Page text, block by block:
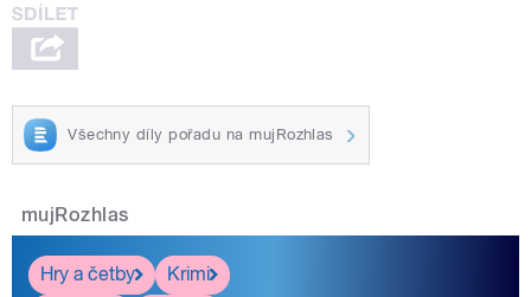
Všechny díly pořadu na mujRozhlas
mujRozhlas
Hry a četby
Krimi